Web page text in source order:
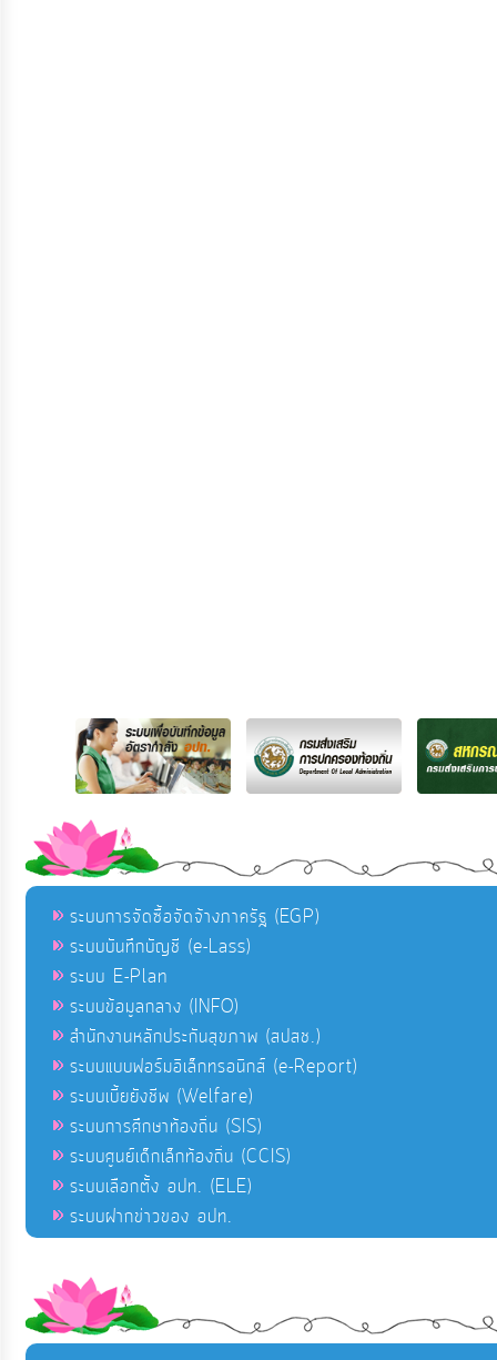
ระบบการจัดซื้อจัดจ้างภาครัฐ (EGP)
ระบบบันทึกบัญชี (e-Lass)
ระบบ E-Plan
ระบบข้อมูลกลาง (INFO)
สำนักงานหลักประกันสุขภาพ (สปสช.)
ระบบแบบฟอร์มอิเล็กทรอนิกส์ (e-Report)
ระบบเบี้ยยังชีพ (Welfare)
ระบบการศึกษาท้องถิ่น (SIS)
ระบบศูนย์เด็กเล็กท้องถิ่น (CCIS)
ระบบเลือกตั้ง อปท. (ELE)
ระบบฝากข่าวของ อปท.